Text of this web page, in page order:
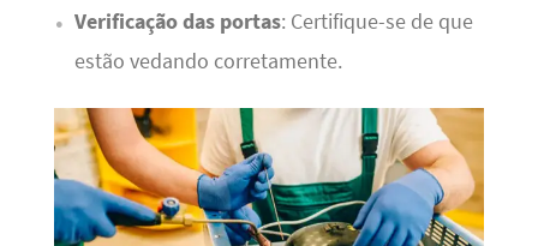
Verificação das portas: Certifique-se de que
estão vedando corretamente.